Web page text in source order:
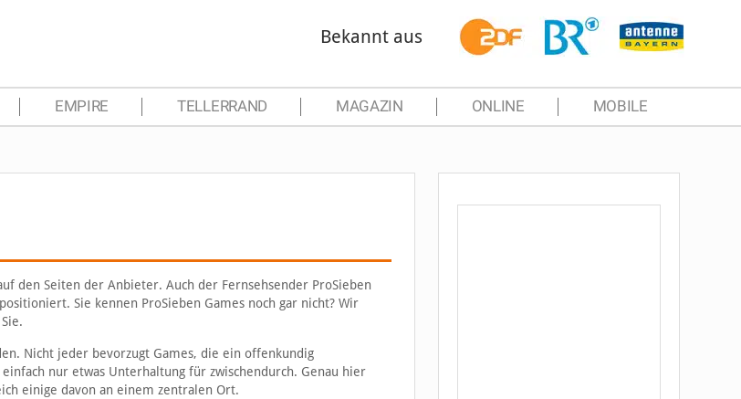
Bekannt aus
EMPIRE TELLERRAND MAGAZIN ONLINE MOBILE
den Seiten der Anbieter. Auch der Fernsehsender ProSieben
Sie kennen ProSieben Games noch gar nicht? Wir
Nicht jeder bevorzugt Games, die ein offenkundig
nur etwas Unterhaltung für zwischendurch. Genau hier
einige davon an einem zentralen Ort.